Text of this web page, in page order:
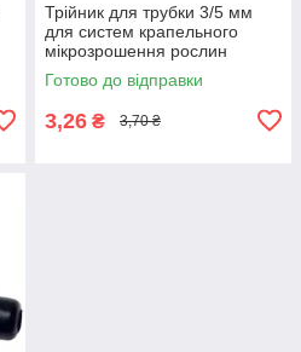
Трійник для трубки 3/5 мм
для систем крапельного
мікрозрошення рослин
Готово до відправки
3,26 ₴ 3,70 ₴